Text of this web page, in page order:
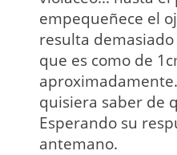
empequeñece el
resulta
que es como de
quisiera saber de
Esperando su
antemano.